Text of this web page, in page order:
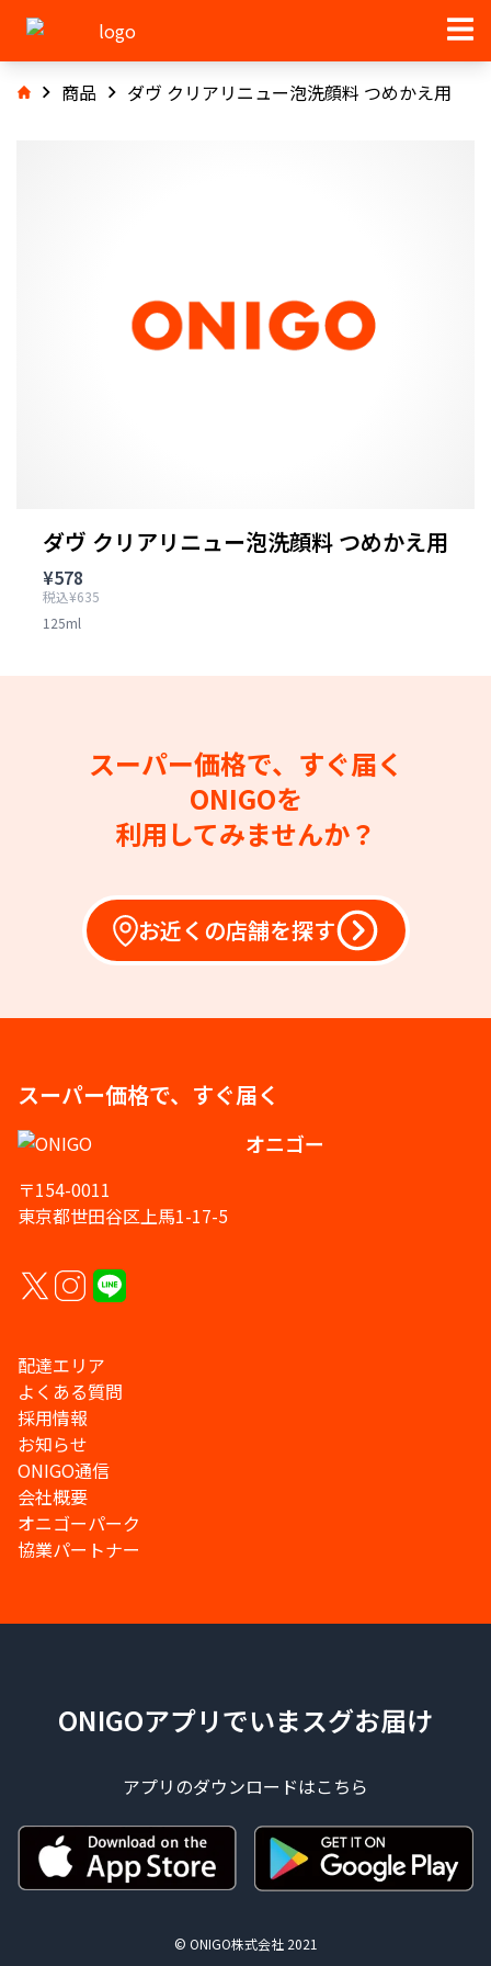
商品 ダヴ クリアリニュー泡洗顔料 つめかえ用
ダヴ クリアリニュー泡洗顔料 つめかえ用
¥578
税込¥635
125ml
スーパー価格で、すぐ届く
ONIGOを
利用してみませんか？
お近くの店舗を探す
スーパー価格で、すぐ届く
オニゴー
〒154-0011
東京都世田谷区上馬1-17-5
配達エリア
よくある質問
採用情報
お知らせ
ONIGO通信
会社概要
オニゴーパーク
協業パートナー
ONIGOアプリでいまスグお届け
アプリのダウンロードはこちら
© ONIGO株式会社 2021